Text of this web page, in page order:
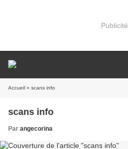
Publicité
Accueil » scans info
scans info
Par angecorina